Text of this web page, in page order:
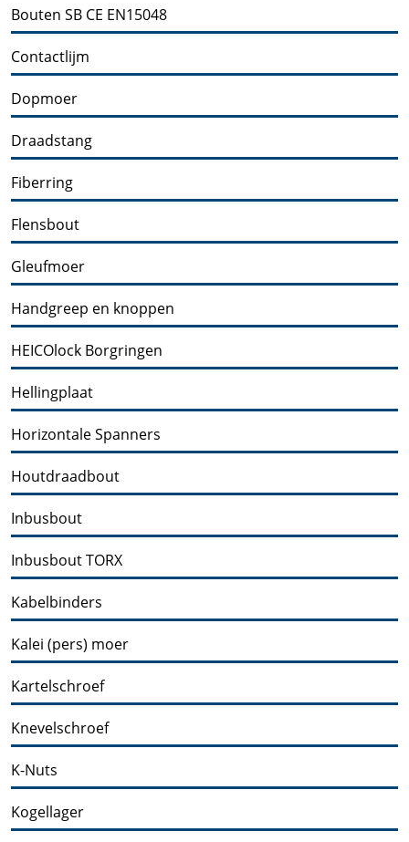
Bouten SB CE EN15048
Contactlijm
Dopmoer
Draadstang
Fiberring
Flensbout
Gleufmoer
Handgreep en knoppen
HEICOlock Borgringen
Hellingplaat
Horizontale Spanners
Houtdraadbout
Inbusbout
Inbusbout TORX
Kabelbinders
Kalei (pers) moer
Kartelschroef
Knevelschroef
K-Nuts
Kogellager